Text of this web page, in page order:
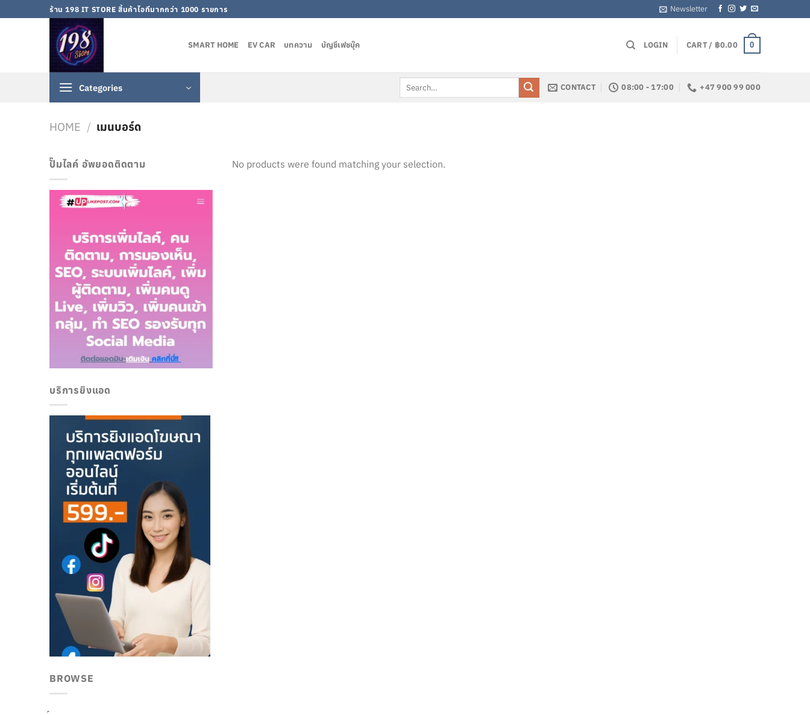
to
ร้าน 198 IT STORE สิ้นค้าไอทีมากกว่า 1000 รายการ Newsletter
SMART HOME EV CAR บทความ บัญชีเฟชบุ๊ค LOGIN CART / ฿0.00 0
Categories
Search
for:
CONTACT 08:00 - 17:00 +47 900 99 000
HOME / เมนบอร์ด
ปั๊มไลค์ อัพยอดติดตาม
บริการยิงแอด
BROWSE
No products were found matching your selection.